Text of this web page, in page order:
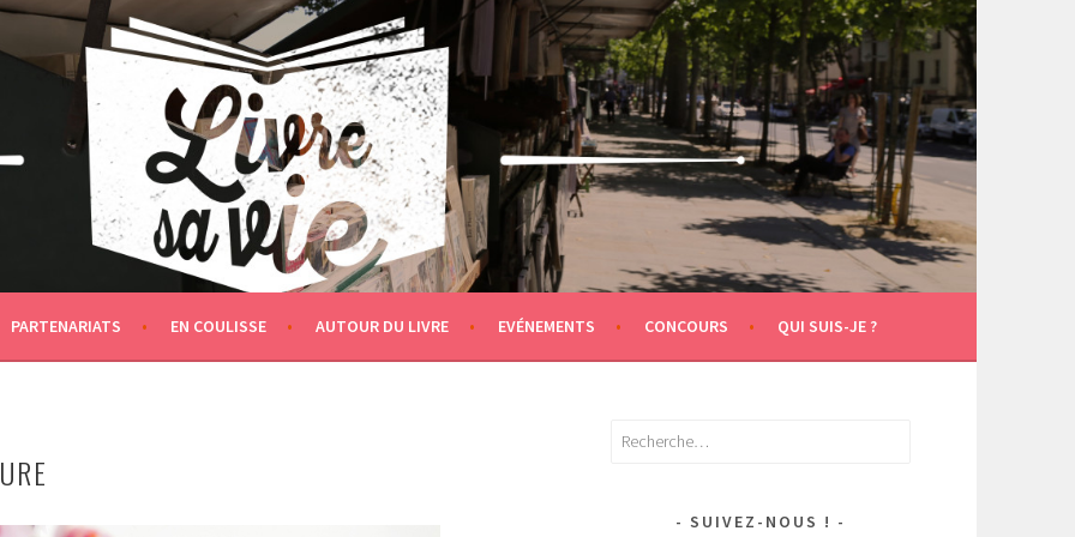
PARTENARIATS EN COULISSE AUTOUR DU LIVRE EVÉNEMENTS CONCOURS QUI SUIS-JE ?
Rechercher :
SUIVEZ-NOUS !